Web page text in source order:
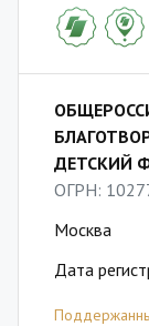
ДЕТСКИЙ
ОГРН:
Москва
Дата